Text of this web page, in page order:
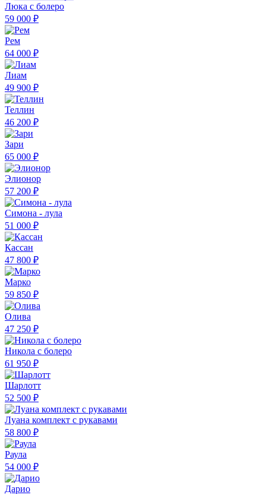
Люка с болеро
59 000 ₽
Рем
64 000 ₽
Лиам
49 900 ₽
Теллин
46 200 ₽
Зари
65 000 ₽
Элионор
57 200 ₽
Симона - лула
51 000 ₽
Кассан
47 800 ₽
Марко
59 850 ₽
Олива
47 250 ₽
Никола с болеро
61 950 ₽
Шарлотт
52 500 ₽
Луана комплект с рукавами
58 800 ₽
Раула
54 000 ₽
Дарио